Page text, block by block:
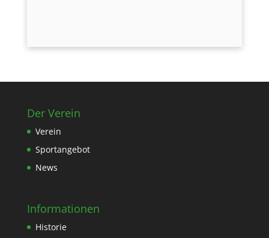
Der Verein
Verein
Sportangebot
News
Informationen
Historie